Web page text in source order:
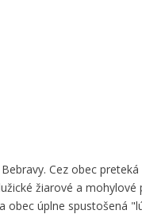
Cez obec
žiarové a
obec úplne spustošená